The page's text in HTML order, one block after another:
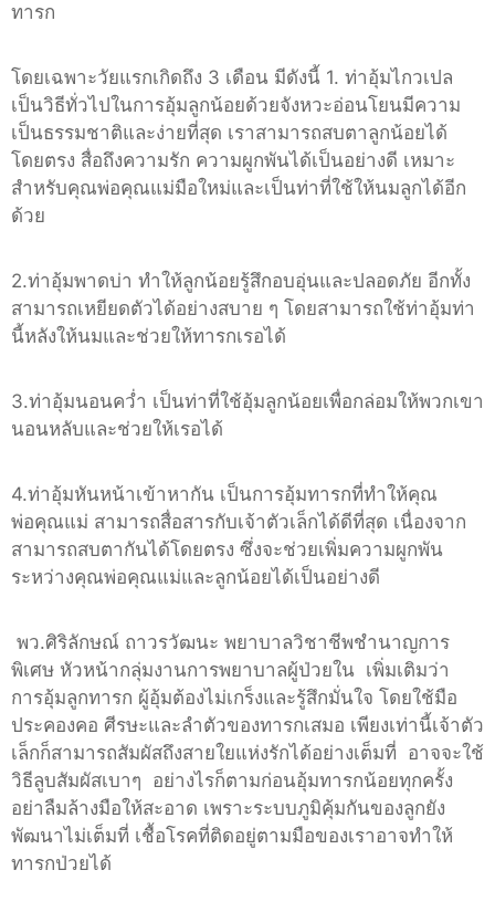
ทารก
โดยเฉพาะวัยแรกเกิดถึง 3 เดือน มีดังนี้ 1. ท่าอุ้มไกวเปล
เป็นวิธีทั่วไปในการอุ้มลูกน้อยด้วยจังหวะอ่อนโยนมีความ
เป็นธรรมชาติและง่ายที่สุด เราสามารถสบตาลูกน้อยได้
โดยตรง สื่อถึงความรัก ความผูกพันได้เป็นอย่างดี เหมาะ
สำหรับคุณพ่อคุณแม่มือใหม่และเป็นท่าที่ใช้ให้นมลูกได้อีก
ด้วย
2.ท่าอุ้มพาดบ่า ทำให้ลูกน้อยรู้สึกอบอุ่นและปลอดภัย อีกทั้ง
สามารถเหยียดตัวได้อย่างสบาย ๆ โดยสามารถใช้ท่าอุ้มท่า
นี้หลังให้นมและช่วยให้ทารกเรอได้
3.ท่าอุ้มนอนคว่ำ เป็นท่าที่ใช้อุ้มลูกน้อยเพื่อกล่อมให้พวกเขา
นอนหลับและช่วยให้เรอได้
4.ท่าอุ้มหันหน้าเข้าหากัน เป็นการอุ้มทารกที่ทำให้คุณ
พ่อคุณแม่ สามารถสื่อสารกับเจ้าตัวเล็กได้ดีที่สุด เนื่องจาก
สามารถสบตากันได้โดยตรง ซึ่งจะช่วยเพิ่มความผูกพัน
ระหว่างคุณพ่อคุณแม่และลูกน้อยได้เป็นอย่างดี
พว.ศิริลักษณ์ ถาวรวัฒนะ พยาบาลวิชาชีพชำนาญการ
พิเศษ หัวหน้ากลุ่มงานการพยาบาลผู้ป่วยใน เพิ่มเติมว่า
การอุ้มลูกทารก ผู้อุ้มต้องไม่เกร็งและรู้สึกมั่นใจ โดยใช้มือ
ประคองคอ ศีรษะและลำตัวของทารกเสมอ เพียงเท่านี้เจ้าตัว
เล็กก็สามารถสัมผัสถึงสายใยแห่งรักได้อย่างเต็มที่ อาจจะใช้
วิธีลูบสัมผัสเบาๆ อย่างไรก็ตามก่อนอุ้มทารกน้อยทุกครั้ง
อย่าลืมล้างมือให้สะอาด เพราะระบบภูมิคุ้มกันของลูกยัง
พัฒนาไม่เต็มที่ เชื้อโรคที่ติดอยู่ตามมือของเราอาจทำให้
ทารกป่วยได้